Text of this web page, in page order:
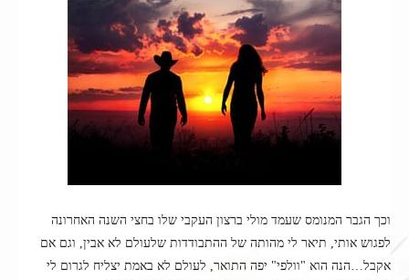
וכך הגבר המנומס שעמד מולי ברצון העקבי שלו בחצי השנה האחרונה
לפגוש אותי, תיאר לי מהותה של ההתבודדות שלעולם לא אבין, וגם אם
אקבל…הנה הוא "וולפי" יפה התואר, לעולם לא באמת יצליח לגרום לי